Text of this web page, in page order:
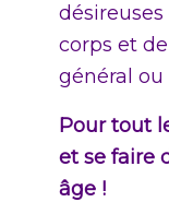
corps et
général
Pour tout
et se faire
âge !